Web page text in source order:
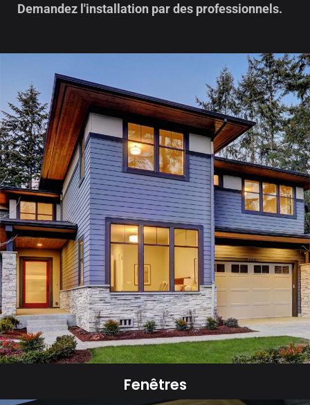
Demandez l'installation par des professionnels.
Fenêtres